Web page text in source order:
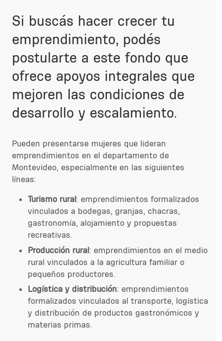
Si buscás hacer crecer tu
emprendimiento, podés
postularte a este fondo que
ofrece apoyos integrales que
mejoren las condiciones de
desarrollo y escalamiento.
Pueden presentarse mujeres que lideran
emprendimientos en el departamento de
Montevideo, especialmente en las siguientes
líneas:
Turismo rural: emprendimientos formalizados
vinculados a bodegas, granjas, chacras,
gastronomía, alojamiento y propuestas
recreativas.
Producción rural: emprendimientos en el medio
rural vinculados a la agricultura familiar o
pequeños productores.
Logística y distribución: emprendimientos
formalizados vinculados al transporte, logística
y distribución de productos gastronómicos y
materias primas.